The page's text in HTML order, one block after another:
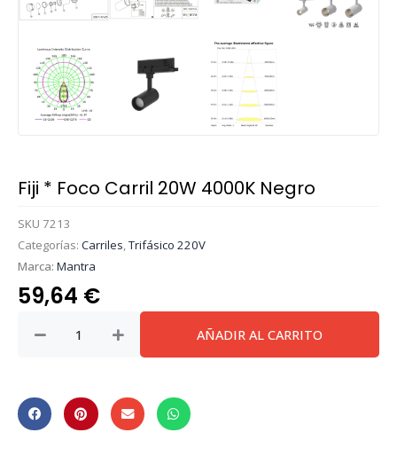
Fiji * Foco Carril 20W 4000K Negro
SKU 7213
Categorías: Carriles,Trifásico 220V
Marca: Mantra
59,64 €
20W
4000K
AÑADIR AL CARRITO